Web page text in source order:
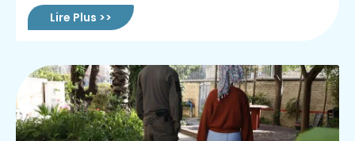
Lire Plus >>